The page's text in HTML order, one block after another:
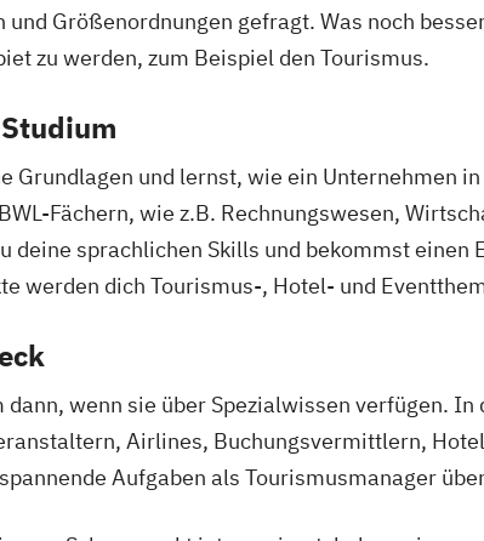
Größenordnungen gefragt. Was noch
zu werden, zum Beispiel den Tourismus.
und lernst, wie ein Unternehmen
Fächern, wie z.B. Rechnungswesen,
deine sprachlichen Skills und bekommst einen
werden dich Tourismus-, Hotel- und
wenn sie über Spezialwissen verfügen.
Airlines, Buchungsvermittlern,
Aufgaben als Tourismusmanager